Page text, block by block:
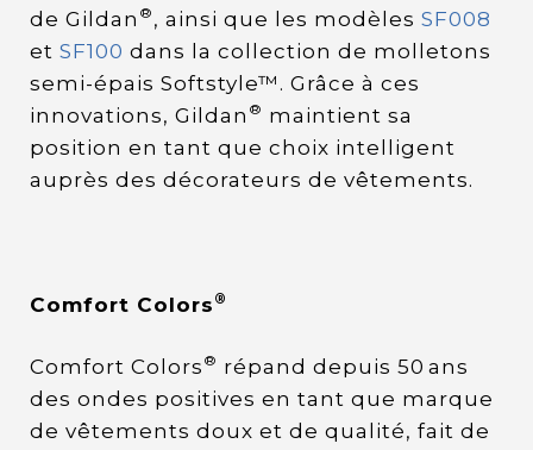
de Gildan ® , ainsi que les modèles SF008
et SF100 dans la collection de molletons
semi-épais Softstyle™. Grâce à ces
innovations, Gildan ® maintient sa
position en tant que choix intelligent
auprès des décorateurs de vêtements.
Comfort Colors ®
Comfort Colors ® répand depuis 50 ans
des ondes positives en tant que marque
de vêtements doux et de qualité, fait de